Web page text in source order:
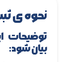
نحوه ی
توضیحات
بیان شود: